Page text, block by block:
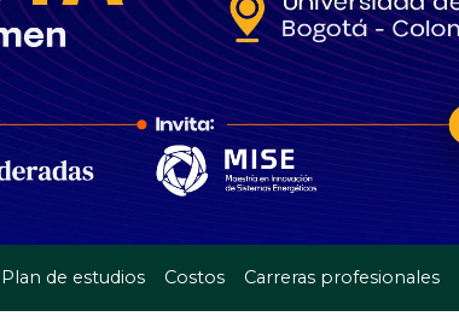
Plan de estudios Costos Carreras profesionales